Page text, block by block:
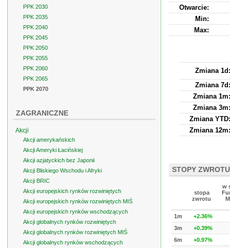
Otwarcie:
Min:
Max:
Zmiana 1d:
Zmiana 7d:
Zmiana 1m:
Zmiana 3m:
Zmiana YTD:
Zmiana 12m:
STOPY ZWROTU
stopa
zwrotu
w
1m
+2.36%
3m
+0.39%
6m
+0.97%
PPK 2030
PPK 2035
PPK 2040
PPK 2045
PPK 2050
PPK 2055
PPK 2060
PPK 2065
PPK 2070
ZAGRANICZNE
Akcji
Akcji amerykańskich
Akcji Ameryki Łacińskiej
Akcji azjatyckich bez Japonii
Akcji Bliskiego Wschodu i Afryki
Akcji BRIC
Akcji europejskich rynków rozwiniętych
Akcji europejskich rynków rozwiniętych MIŚ
Akcji europejskich rynków wschodzących
Akcji globalnych rynków rozwiniętych
Akcji globalnych rynków rozwiniętych MIŚ
Akcji globalnych rynków wschodzących